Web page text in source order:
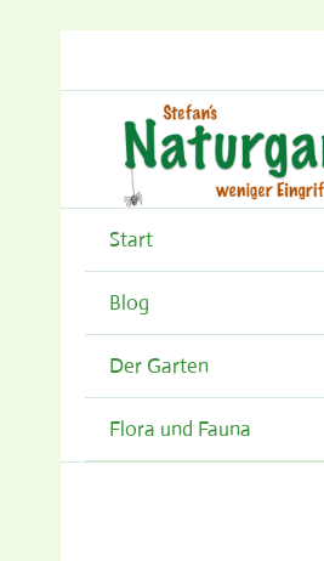
Start
Blog
Der Garten
Flora und Fauna